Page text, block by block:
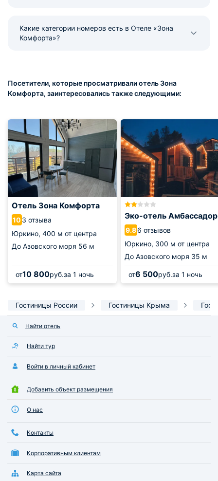
Какие категории номеров есть в Отеле «Зона
Комфорта»?
Посетители, которые просматривали отель Зона
Комфорта, заинтересовались также следующими:
Отель Зона Комфорта
10 3 отзыва
Юркино, 400 м от центра
До Азовского моря 56 м
от10 800руб.за 1 ночь
Эко-отель Амбассадор
9.86 отзывов
Юркино, 300 м от центра
До Азовского моря 35 м
от6 500руб.за 1 ночь
Гостиницы России Гостиницы Крыма
Найти отель
Найти тур
Войти в личный кабинет
Добавить объект размещения
О нас
Контакты
Корпоративным клиентам
Карта сайта